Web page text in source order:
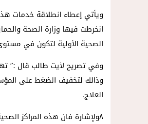
ويأتي إعطاء انطلاقة خدمات
انخرطت فيها وزارة الصحة
الصحية الأولية لتكون في
وفي تصريح لأيت طالب قال :”
وذالك لتخفيف الضغط على
العلاج.
٨ولإشارة فان هذه المراكز